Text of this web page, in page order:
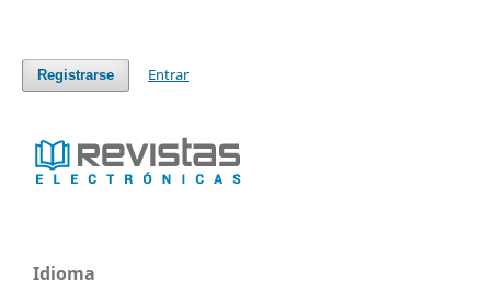
Registrarse Entrar
Idioma